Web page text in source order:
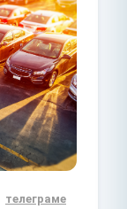
телеграме